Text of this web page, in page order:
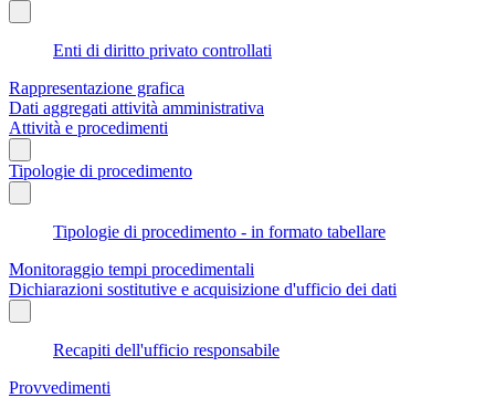
Enti di diritto privato controllati
Rappresentazione grafica
Dati aggregati attività amministrativa
Attività e procedimenti
Tipologie di procedimento
Tipologie di procedimento - in formato tabellare
Monitoraggio tempi procedimentali
Dichiarazioni sostitutive e acquisizione d'ufficio dei dati
Recapiti dell'ufficio responsabile
Provvedimenti